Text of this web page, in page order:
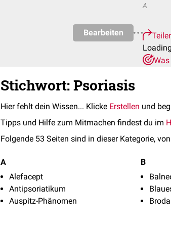
Bearbeiten
A
Stichwort: Psoriasis
Hier fehlt dein Wissen... Klicke Erstellen und
Tipps und Hilfe zum Mitmachen findest du im
Folgende 53 Seiten sind in dieser Kategorie,
A
Alefacept
Antipsoriatikum
Auspitz-Phänomen
B